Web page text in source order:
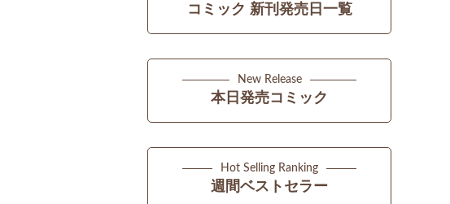
コミック 新刊発売日一覧
New Release
本日発売コミック
Hot Selling Ranking
週間ベストセラー